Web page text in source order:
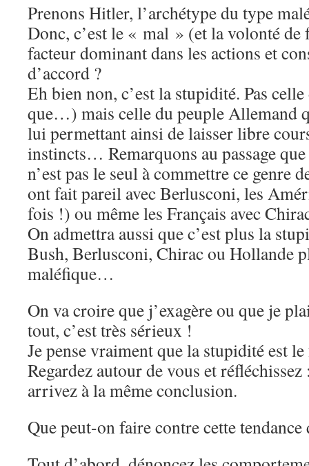
Prenons Hitler, l’archétype du type
Donc, c’est le « mal » (et la volonté
facteur dominant dans les actions et
d’accord ?
Eh bien non, c’est la stupidité. Pas
que…) mais celle du peuple Allemand
lui permettant ainsi de laisser libre
instincts… Remarquons au passage
n’est pas le seul à commettre ce genre
ont fait pareil avec Berlusconi, les
fois !) ou même les Français avec
On admettra aussi que c’est plus la
Bush, Berlusconi, Chirac ou Hollande
maléfique…
On va croire que j’exagère ou que je
tout, c’est très sérieux !
Je pense vraiment que la stupidité est
Regardez autour de vous et
arrivez à la même conclusion.
Que peut-on faire contre cette